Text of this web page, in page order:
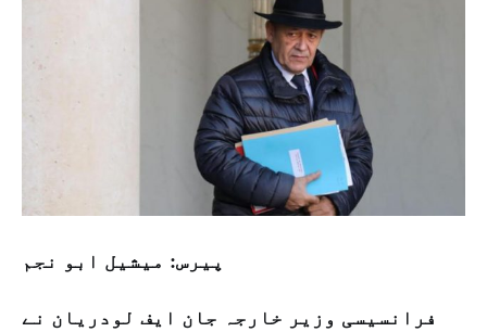
پیرس: میشیل ابو نجم
فرانسیسی وزیر خارجہ جان ایف لودریان نے